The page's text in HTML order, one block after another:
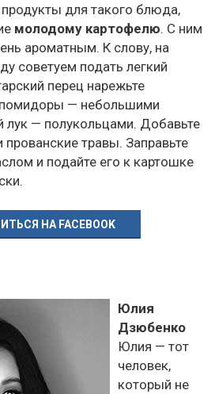
для такого блюда,
молодому картофелю. С ним
ароматным. К слову, на
советуем подать легкий
перец нарежьте
— небольшими
лук — полукольцами. Добавьте
прованские травы. Заправьте
и подайте его к картошке
НА FACEBOOK
Юлия
Дзюбенко
Юлия — тот
человек,
который не